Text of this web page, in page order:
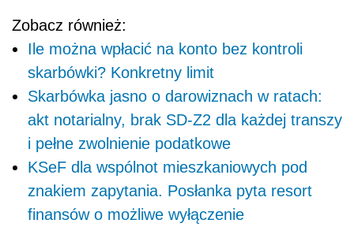
Zobacz również:
Ile można wpłacić na konto bez kontroli
skarbówki? Konkretny limit
Skarbówka jasno o darowiznach w ratach:
akt notarialny, brak SD-Z2 dla każdej transzy
i pełne zwolnienie podatkowe
KSeF dla wspólnot mieszkaniowych pod
znakiem zapytania. Posłanka pyta resort
finansów o możliwe wyłączenie